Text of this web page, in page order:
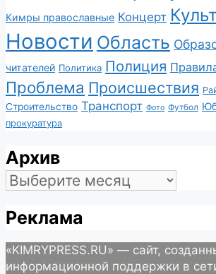
Кимры православные Концерт
Новости Область
читателей Политика Полиция
Проблема Происшествия
Строительство Транспорт Фото Футбол
прокуратура
Архив
Архив
Реклама
«KIMRYPRESS.RU» — сайт,
информационной поддержки в